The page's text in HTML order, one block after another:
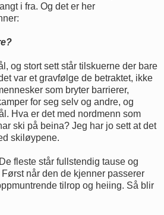
i fra. Og det er her
og stort sett står tilskuerne der bare
var et gravfølge de betraktet, ikke
som bryter barrierer,
for seg selv og andre, og
Hva er det med nordmenn som
ski på beina? Jeg har jo sett at det
skiløypene.
fleste står fullstendig tause og
når den de kjenner passerer
tilrop og heiing. Så blir